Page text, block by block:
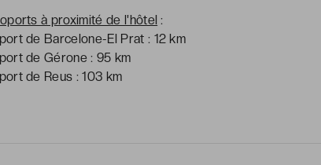
à proximité de l'hôtel :
de Barcelone-El Prat : 12 km
de Gérone : 95 km
de Reus : 103 km